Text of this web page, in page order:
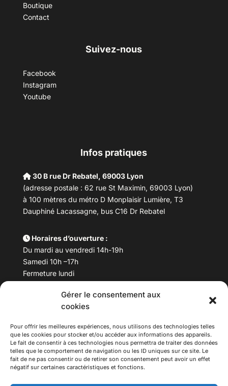
Gérer le consentement aux
cookies
Pour offrir les meilleures expériences, nous utilisons des technologies telles
que les cookies pour stocker et/ou accéder aux informations des appareils.
Le fait de consentir à ces technologies nous permettra de traiter des données
telles que le comportement de navigation ou les ID uniques sur ce site. Le
fait de ne pas consentir ou de retirer son consentement peut avoir un effet
négatif sur certaines caractéristiques et fonctions.
Boutique
Contact
Suivez-nous
Facebook
Instagram
Youtube
Infos pratiques
30 B rue Dr Rebatel, 69003 Lyon
(adresse postale : 62 rue St Maximin, 69003 Lyon)
à 100 mètres du métro D Monplaisir Lumière, T3
Dauphiné Lacassagne, bus C16 Dr Rebatel
Horaires d’ouverture :
Du mardi au vendredi 14h-19h
Samedi 10h –17h
Fermeture lundi
Téléphone : 04 78 53 06 40
maisondesculturesasiatiques@asiexpo.com